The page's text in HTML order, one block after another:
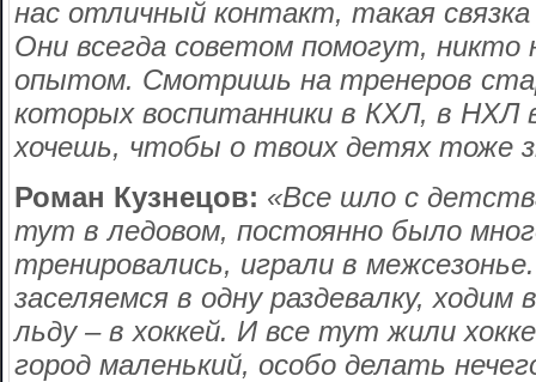
нас отличный контакт, такая
Они всегда советом помогут, никто
опытом. Смотришь на тренеров
которых воспитанники в КХЛ, в
хочешь, чтобы о твоих детях тоже
Роман Кузнецов: «Все шло с
тут в ледовом, постоянно было
тренировались, играли в
заселяемся в одну раздевалку,
льду – в хоккей. И все тут жили
город маленький, особо делать